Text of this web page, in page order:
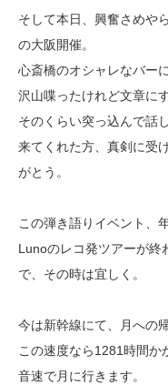
そして本日、興奮さめや
の大阪開催。
心斎橋のオシャレなバー
沢山喋ったけれど文章に
そのくらい突っ込んで話
来てくれた方、真剣に受
がとう。
この弾き語りイベント、
Lunoのレコ発ツアーが終
で、その時は宜しく。
今は新幹線にて、月への
この速度なら1281時間か
音速で月に行きます。